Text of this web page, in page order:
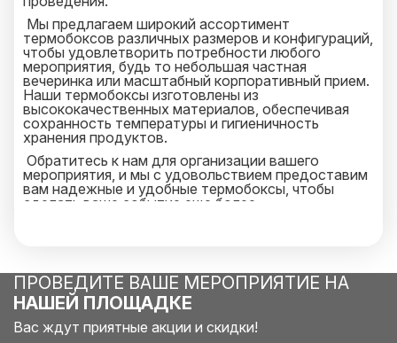
Мы предлагаем широкий ассортимент
термобоксов различных размеров и конфигураций,
чтобы удовлетворить потребности любого
мероприятия, будь то небольшая частная
вечеринка или масштабный корпоративный прием.
Наши термобоксы изготовлены из
высококачественных материалов, обеспечивая
сохранность температуры и гигиеничность
хранения продуктов.
Обратитесь к нам для организации вашего
мероприятия, и мы с удовольствием предоставим
вам надежные и удобные термобоксы, чтобы
сделать ваше событие еще более
ПРОВЕДИТЕ ВАШЕ МЕРОПРИЯТИЕ НА
НАШЕЙ ПЛОЩАДКЕ
Вас ждут приятные акции и скидки!